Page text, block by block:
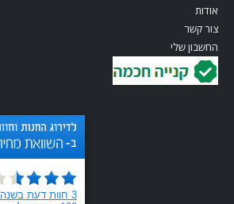
אודות
צור קשר
החשבון שלי